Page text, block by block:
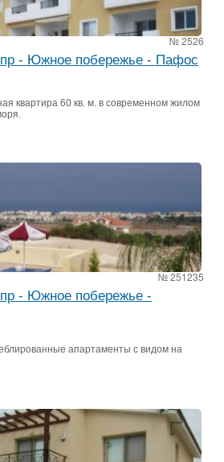
№ 2526
- Южное побережье - Пафос
квартира 60 кв. м. в современном жилом
№ 251235
- Южное побережье -
апартаменты с видом на